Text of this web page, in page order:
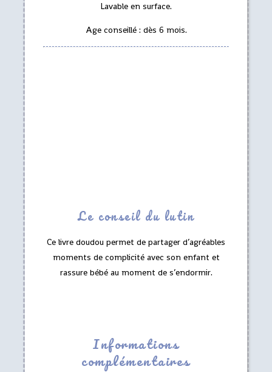
Lavable en surface.
Age conseillé : dès 6 mois.
Le conseil du lutin
Ce livre doudou permet de partager d’agréables
moments de complicité avec son enfant et
rassure bébé au moment de s’endormir.
Informations
complémentaires